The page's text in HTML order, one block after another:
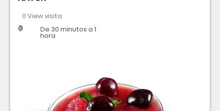
0 View visita
Dificultad
Tiempo De 30 minutos a 1
hora